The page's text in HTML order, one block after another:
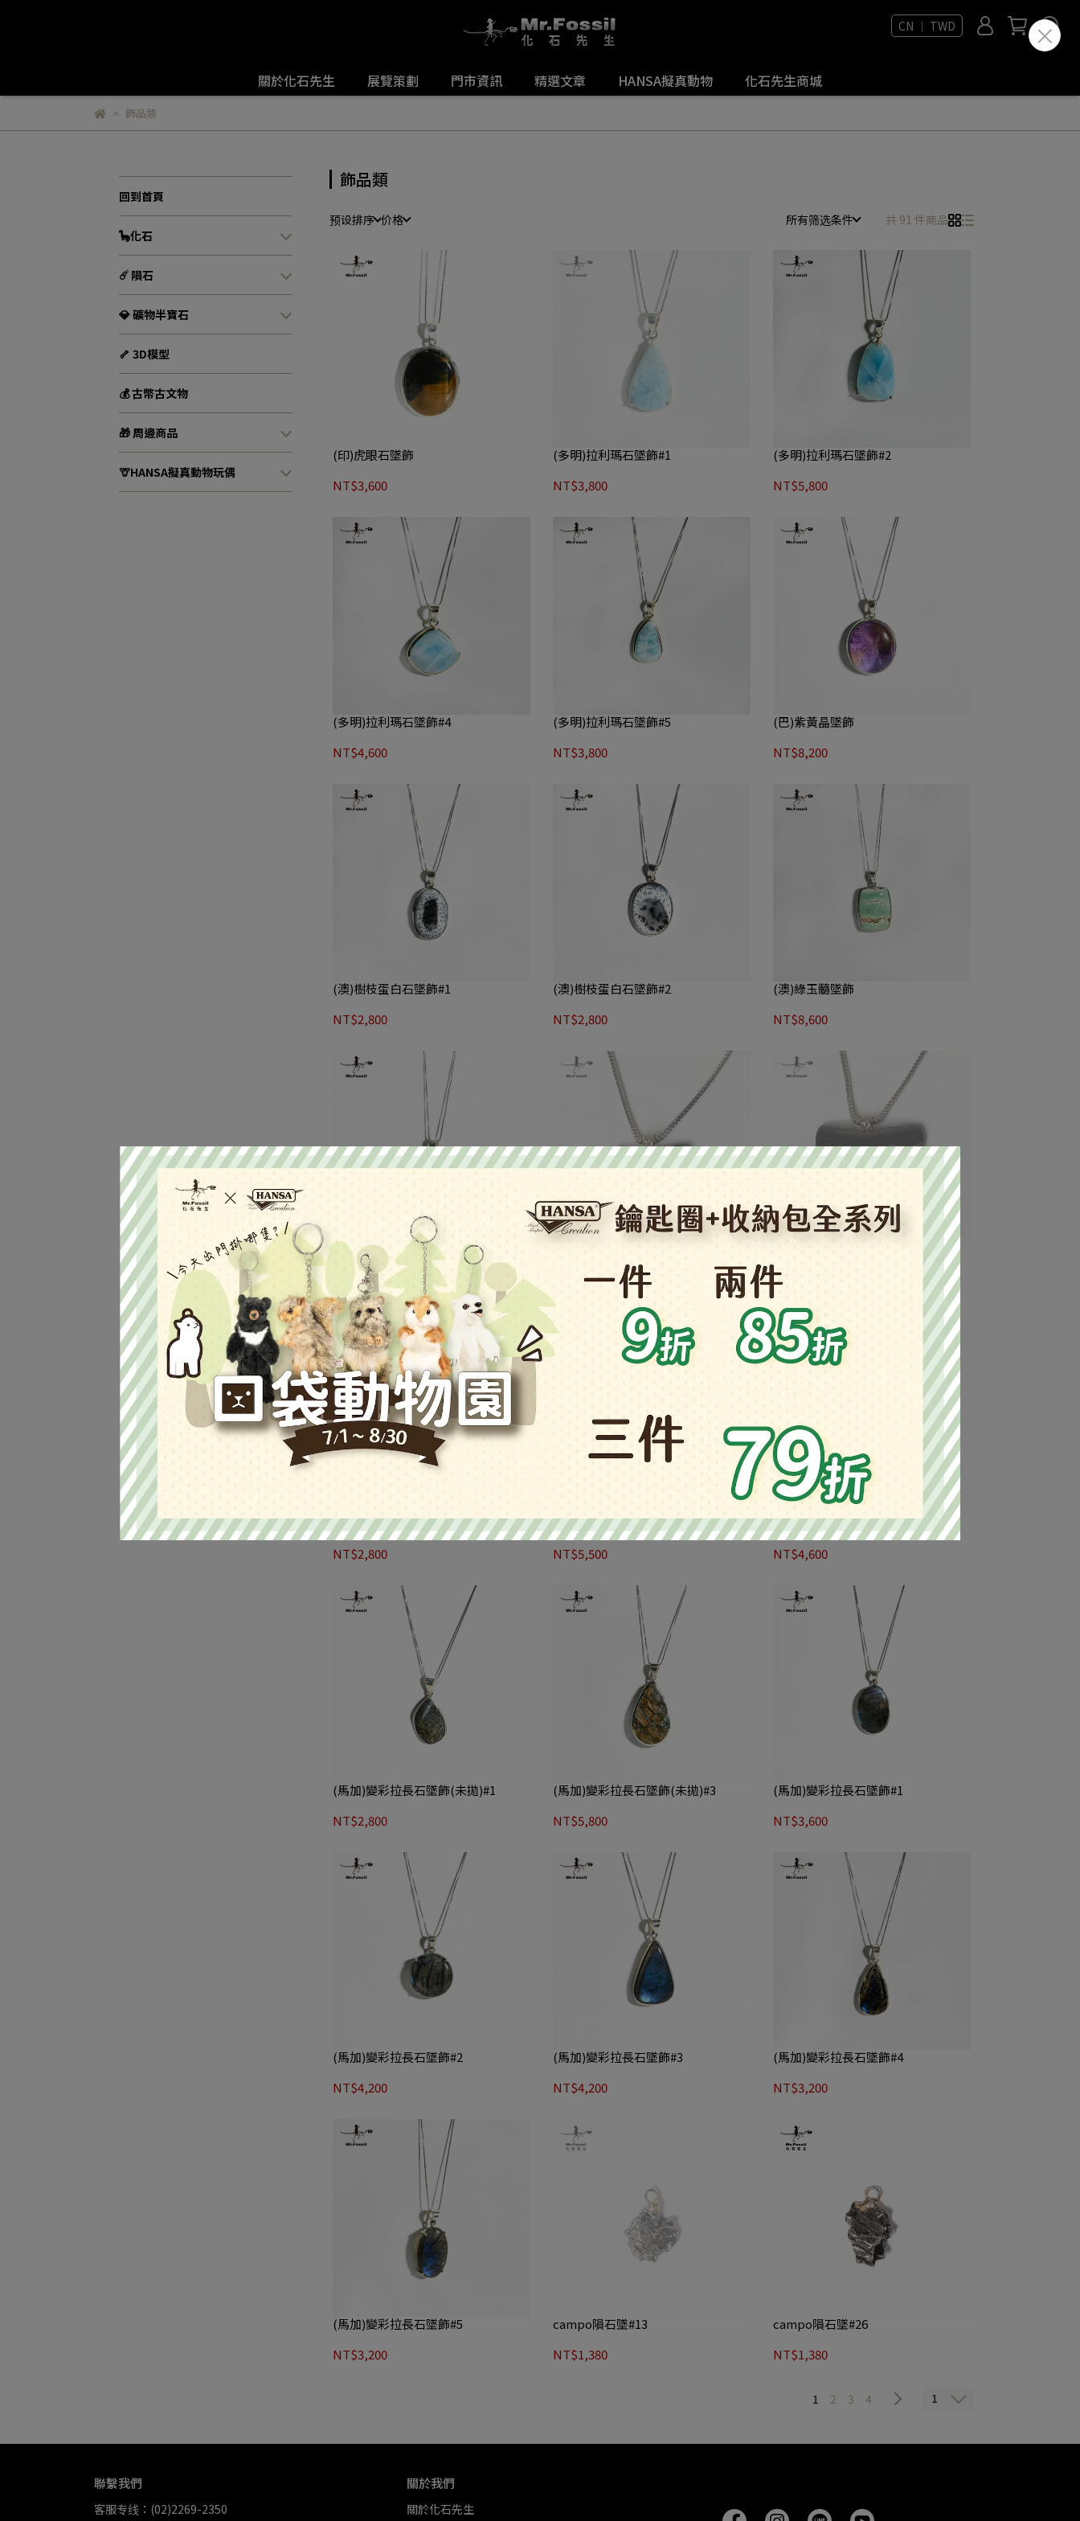
CN ｜ TWD
關於化石先生 展覽策劃 門市資訊 精選文章 HANSA擬真動物 化石先生商城
飾品類
回到首頁
🦕化石
☄️ 隕石
💎 礦物半寶石
🦴 3D模型
💰 古幣古文物
🎁 周邊商品
🦒HANSA擬真動物玩偶
飾品類
预设排序 价格 所有筛选条件 共 91 件商品
(印)虎眼石墜飾
NT$3,600
(多明)拉利瑪石墜飾#1
NT$3,800
(多明)拉利瑪石墜飾#2
NT$5,800
(多明)拉利瑪石墜飾#4
NT$4,600
(多明)拉利瑪石墜飾#5
NT$3,800
(巴)紫黃晶墜飾
NT$8,200
(澳)樹枝蛋白石墜飾#1
NT$2,800
(澳)樹枝蛋白石墜飾#2
NT$2,800
(澳)綠玉髓墜飾
NT$8,600
(烏)紫晶墜飾
NT$4,600
NT$6,900
(美)狹齒耳齒鯊牙墜飾6cm #12
NT$6,300
(美)綠松石墜飾
NT$2,800
(非)綠孔雀石墜飾#1
NT$5,500
(非)綠孔雀石墜飾#2
NT$4,600
(馬加)變彩拉長石墜飾(未拋)#1
NT$2,800
(馬加)變彩拉長石墜飾(未拋)#3
NT$5,800
(馬加)變彩拉長石墜飾#1
NT$3,600
(馬加)變彩拉長石墜飾#2
NT$4,200
(馬加)變彩拉長石墜飾#3
NT$4,200
(馬加)變彩拉長石墜飾#4
NT$3,200
(馬加)變彩拉長石墜飾#5
NT$3,200
campo隕石墜#13
NT$1,380
campo隕石墜#26
NT$1,380
1 2 3 4 1
聯繫我們
客服专线：(02)2269-2350
關於我們
關於化石先生